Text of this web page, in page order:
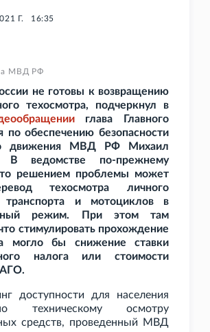
Г. 16:35
МВД РФ
не готовы к возвращению
техосмотра, подчеркнул в
глава Главного
по обеспечению безопасности
движения МВД
РФ Михаил
В ведомстве по-прежнему
решением проблемы может
техосмотра личного
транспорта и мотоциклов в
режим. При этом там
стимулировать прохождение
могло бы снижение ставки
налога или стоимости
доступности для населения
техническому осмотру
средств, проведенный МВД